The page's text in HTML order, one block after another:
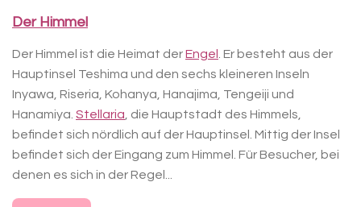
Der Himmel
Der Himmel ist die Heimat derEngel
. Er besteht aus der
Hauptinsel Teshima und den sechs kleineren Inseln
Inyawa, Riseria, Kohanya, Hanajima, Tengeiji und
Hanamiya. Stellaria , die Hauptstadt des Himmels,
befindet sich nördlich auf der Hauptinsel. Mittig der Insel
befindet sich der Eingang zum Himmel. Für Besucher, bei
denen es sich in der Regel...